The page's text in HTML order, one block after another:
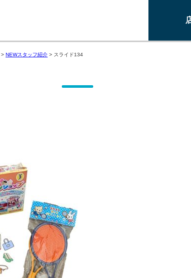
> NEWスタッフ紹介 > スライド134